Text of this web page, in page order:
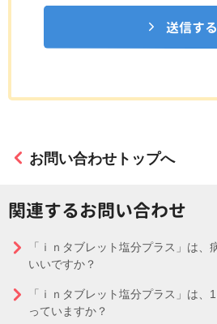
送信する
お問い合わせトップへ
関連するお問い合わせ
「ｉｎタブレット塩分プラス」は、
いいですか？
「ｉｎタブレット塩分プラス」は、
っていますか？